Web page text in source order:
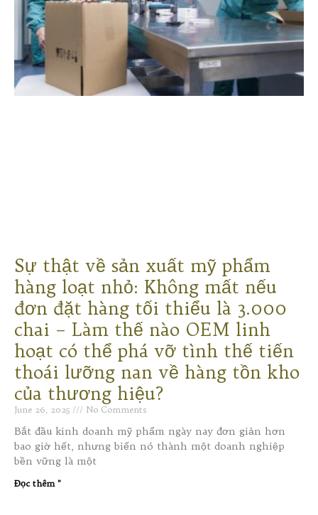
Sự thật về sản xuất mỹ phẩm
hàng loạt nhỏ: Không mất nếu
đơn đặt hàng tối thiểu là 3.000
chai – Làm thế nào OEM linh
hoạt có thể phá vỡ tình thế tiến
thoái lưỡng nan về hàng tồn kho
của thương hiệu?
June 26, 2025 No Comments
Bắt đầu kinh doanh mỹ phẩm ngày nay đơn giản hơn
bao giờ hết, nhưng biến nó thành một doanh nghiệp
bền vững là một
Đọc thêm "